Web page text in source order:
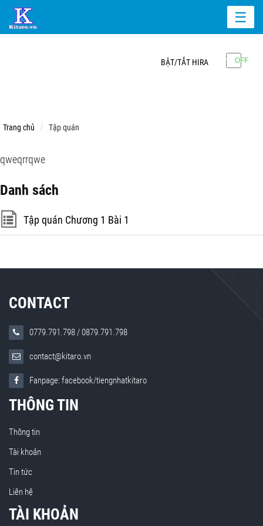
☰
BẬT/TẮT HIRA
Trang chủ Tập quán
qweqrrqwe
Danh sách
Tập quán Chương 1 Bài 1
CONTACT
0779.791.798/0879.791.798
contact@kitaro.vn
Fanpage: facebook/tiengnhatkitaro
THÔNG TIN
Thông tin
Tài khoản
Tin tức
Liên hệ
TÀI KHOẢN